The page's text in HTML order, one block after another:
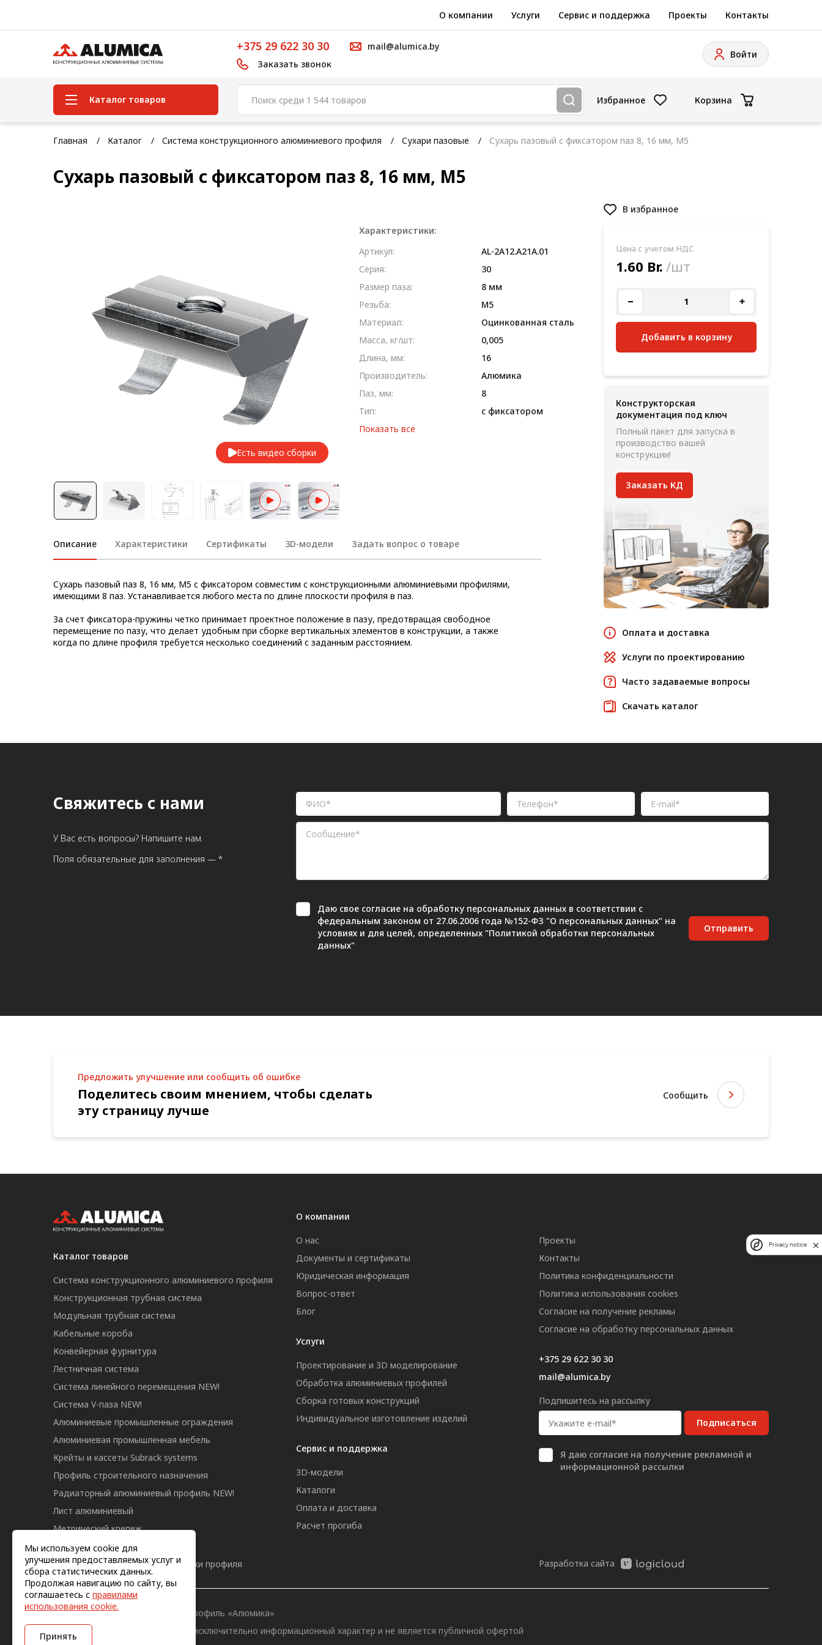
О компании Услуги Сервис и поддержка Проекты Контакты
+375 29 622 30 30
Заказать звонок
mail@alumica.by
Войти
Каталог товаров
Система конструкционного
Конструкционная трубная
система
Лестничная система
Система линейного
перемещения NEW!
Система V-паза NEW!
Алюминиевые промышленные
назначения
Радиаторный алюминиевый
профиль NEW!
Лист алюминиевый
Конструкции из профиля
Услуги дополнительной
обработки профиля
Избранное Корзина
Главная Каталог Система конструкционного алюминиевого профиля Сухари пазовые Сухарь пазовый с фиксатором паз 8, 16 мм, М5
Сухарь пазовый с фиксатором паз 8, 16 мм, М5
Есть видео сборки
Описание Характеристики Сертификаты 3D-модели Задать вопрос о товаре
Сухарь пазовый паз 8, 16 мм, М5 с фиксатором совместим с конструкционными алюминиевыми профилями,
имеющими 8 паз. Устанавливается любого места по длине плоскости профиля в паз.
За счет фиксатора-пружины четко принимает проектное положение в пазу, предотвращая свободное
перемещение по пазу, что делает удобным при сборке вертикальных элементов в конструкции, а также
когда по длине профиля требуется несколько соединений с заданным расстоянием.
Характеристики:
Артикул:
AL-2A12.A21A.01
Серия:
30
Размер паза:
8 мм
Резьба:
М5
Материал:
Оцинкованная сталь
Масса, кг/шт:
0,005
Длина, мм:
16
Производитель:
Алюмика
Паз, мм:
8
Тип:
с фиксатором
Показать все
В избранное
Цена с учетом НДС
1.60 Br. /шт
Добавить в корзину
Конструкторская
документация под ключ
Полный пакет для запуска в
производство вашей
конструкции!
Заказать КД
Оплата и доставка
Услуги по проектированию
Часто задаваемые вопросы
Скачать каталог
Мы используем cookie для
улучшения предоставляемых услуг и
сбора статистических данных.
Продолжая навигацию по сайту, вы
соглашаетесь с правилами
использования cookie.
Принять
Свяжитесь с нами
У Вас есть вопросы? Напишите нам.
Поля обязательные для заполнения — *
Даю свое согласие на обработку персональных данных в соответствии с
федеральным законом от 27.06.2006 года №152-ФЗ "О персональных данных" на
условиях и для целей, определенных "Политикой обработки персональных
данных"
Отправить
Предложить улучшение или сообщить об ошибке
Поделитесь своим мнением, чтобы сделать
эту страницу лучше
Сообщить
Каталог товаров
Система конструкционного алюминиевого профиля
Конструкционная трубная система
Модульная трубная система
Кабельные короба
Конвейерная фурнитура
Лестничная система
Система линейного перемещения NEW!
Система V-паза NEW!
Алюминиевые промышленные ограждения
Алюминиевая промышленная мебель
Крейты и кассеты Subrack systems
Профиль строительного назначения
Радиаторный алюминиевый профиль NEW!
Лист алюминиевый
Метрический крепеж
Конструкции из профиля
Услуги дополнительной обработки профиля
О компании
О нас
Документы и сертификаты
Юридическая информация
Вопрос-ответ
Блог
Услуги
Проектирование и 3D моделирование
Обработка алюминиевых профилей
Сборка готовых конструкций
Индивидуальное изготовление изделий
Сервис и поддержка
3D-модели
Каталоги
Оплата и доставка
Расчет прогиба
Проекты
Контакты
Политика конфиденциальности
Политика использования cookies
Согласие на получение рекламы
Согласие на обработку персональных данных
+375 29 622 30 30
mail@alumica.by
Подпишитесь на рассылку
Подписаться
Я даю согласие на получение рекламной и
информационной рассылки
Разработка сайта
© 2011-2026, Конструкционный профиль «Алюмика»
Вся информация на сайте имеет исключительно информационный характер и не является публичной офертой
Privacy notice